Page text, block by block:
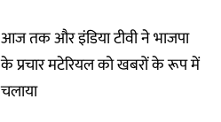
आज तक और इंडिया टीवी ने भाजपा
के प्रचार मटेरियल को खबरों के रूप में
चलाया